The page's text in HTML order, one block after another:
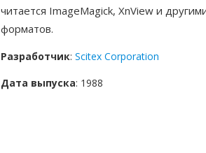
читается ImageMagick, XnView и
форматов.
Разработчик: Scitex Corporation
Дата выпуска: 1988